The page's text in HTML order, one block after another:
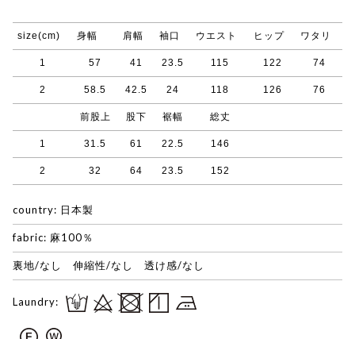
size(cm) 身幅 肩幅 袖口 ウエスト ヒップ ワタリ
1 57 41 23.5 115 122 74
2 58.5 42.5 24 118 126 76
前股上 股下 裾幅 総丈
1 31.5 61 22.5 146
2 32 64 23.5 152
country: 日本製
fabric: 麻100％
裏地/なし 伸縮性/なし 透け感/なし
Laundry: